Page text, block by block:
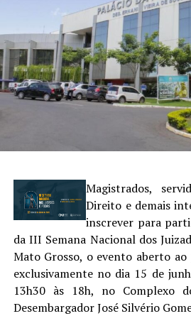
Magistrados,
Direito e demais
inscrever para
da III Semana Nacional dos
Mato Grosso, o evento aberto
exclusivamente no dia 15 de
13h30 às 18h, no Complexo
Desembargador José Silvério